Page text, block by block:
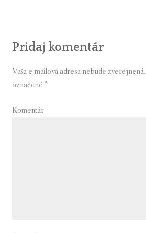
článku
Pridaj komentár
Vaša e-mailová adresa nebude zverejnená.
označené *
Komentár